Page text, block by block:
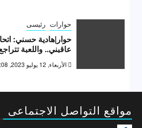
حوارات رئيسى
حوار|هادية حسني:
عاقبني.. واللعبة
الأربعاء, 12 يوليو 2023, 4:08 م
مواقع التواصل الاجتماعى